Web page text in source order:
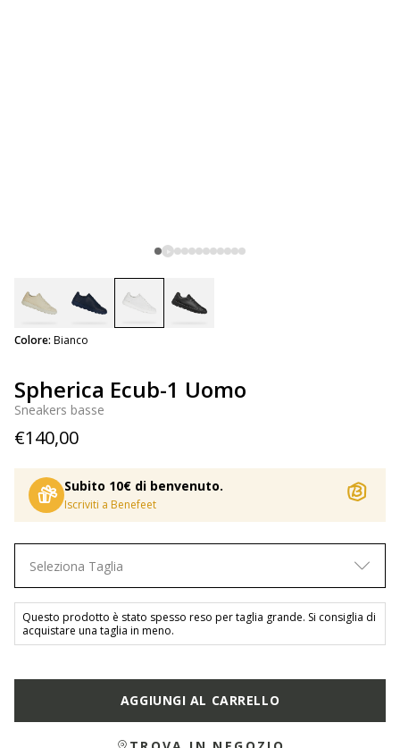
Spherica Ecub-1 Uomo
Sneakers basse
€140,00
Subito 10€ di benvenuto.
Iscriviti a Benefeet
Colore: Bianco
Seleziona Taglia
Questo prodotto è stato spesso reso per taglia grande. Si consiglia di
acquistare una taglia in meno.
AGGIUNGI AL CARRELLO